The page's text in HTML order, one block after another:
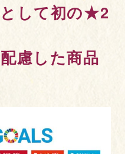
して初の★2
慮した商品